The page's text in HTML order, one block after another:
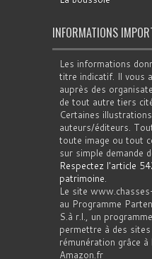
INFORMATIONS
Les informations
titre indicatif. Il vous
auprès des
de tout autre tiers
Certaines
auteurs/éditeurs.
toute image ou tout
sur simple demande
Respectez l'article
patrimoine.
Le site
au Programme
S.à r.l., un
permettre à des
rémunération grâce
Amazon.fr